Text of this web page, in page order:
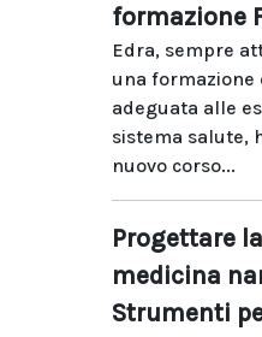
formazione
Edra, sempre
una formazione
adeguata alle
sistema salute,
nuovo corso...
Progettare
medicina
Strumenti